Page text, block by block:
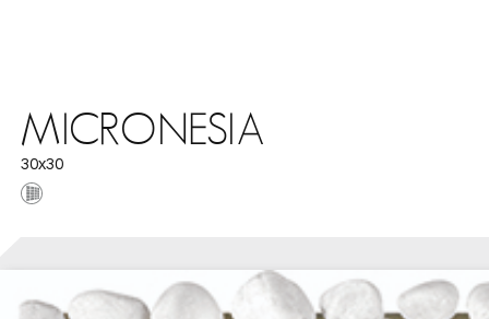
MICRONESIA
30x30